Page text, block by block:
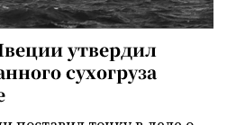
утвердил
сухогруза